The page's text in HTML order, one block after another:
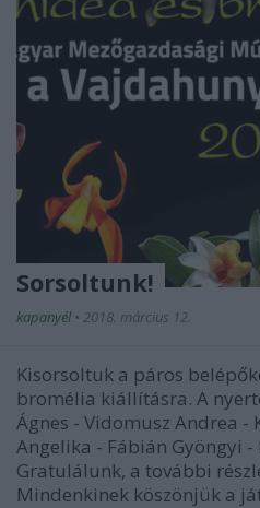
Sorsoltunk!
kapanyél • 2018. március 12.
Kisorsoltuk a páros
bromélia kiállításra. A
Ágnes - Vidomusz Andrea -
Angelika - Fábián Gyöngyi
Gratulálunk, a további
Mindenkinek köszönjük a